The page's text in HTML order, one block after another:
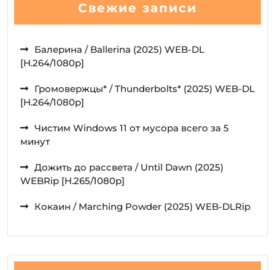
Свежие записи
Балерина / Ballerina (2025) WEB-DL
[H.264/1080p]
Громовержцы* / Thunderbolts* (2025) WEB-DL
[H.264/1080p]
Чистим Windows 11 от мусора всего за 5
минут
Дожить до рассвета / Until Dawn (2025)
WEBRip [H.265/1080p]
Кокаин / Marching Powder (2025) WEB-DLRip